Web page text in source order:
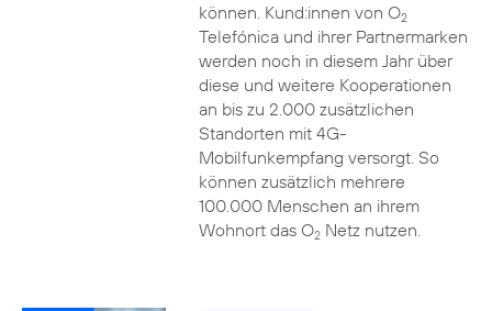
können. Kund:innen von O2
Telefónica und ihrer Partnermarken
werden noch in diesem Jahr über
diese und weitere Kooperationen
an bis zu 2.000 zusätzlichen
Standorten mit 4G-
Mobilfunkempfang versorgt. So
können zusätzlich mehrere
100.000 Menschen an ihrem
Wohnort das O2Netz nutzen.